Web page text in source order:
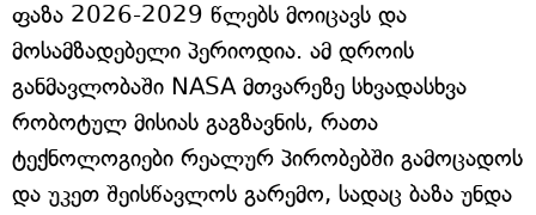
ფაზა 2026-2029 წლებს მოიცავს და
მოსამზადებელი პერიოდია. ამ დროის
განმავლობაში NASA მთვარეზე სხვადასხვა
რობოტულ მისიას გაგზავნის, რათა
ტექნოლოგიები რეალურ პირობებში გამოცადოს
და უკეთ შეისწავლოს გარემო, სადაც ბაზა უნდა